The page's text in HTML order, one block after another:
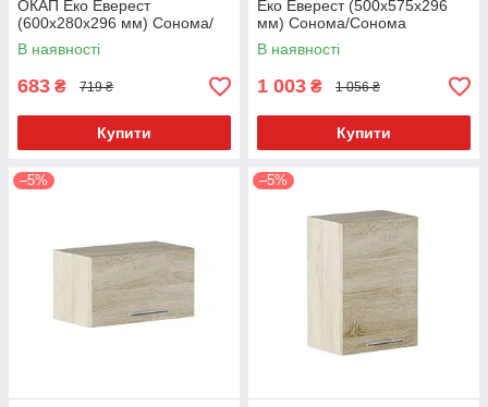
ОКАП Еко Еверест
(600х280х296 мм) Сонома/
Сонома
В наявності
683 ₴ 719 ₴
Купити
Еко Еверест (500х575х296
мм) Сонома/Сонома
В наявності
1 003 ₴ 1 056 ₴
Купити
–5% –5%